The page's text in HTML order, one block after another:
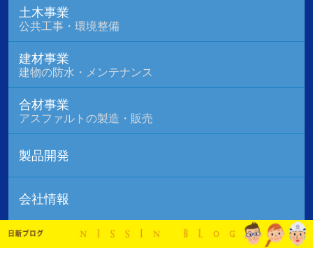
土木事業
公共工事・環境整備
建材事業
建物の防水・メンテナンス
合材事業
アスファルトの製造・販売
製品開発
会社情報